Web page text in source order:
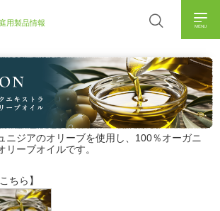
MENU
ニジアのオリーブを使用し、100％オーガニ
リーブオイルです。
ちら】